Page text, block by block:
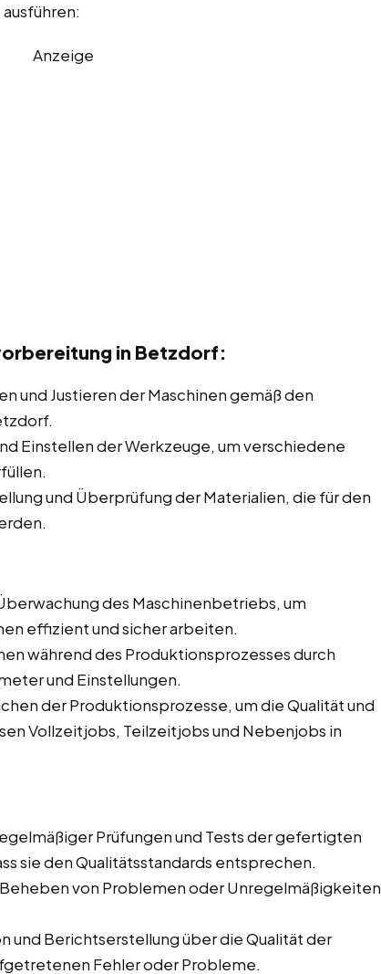
Anzeige
in Betzdorf:
und Justieren der Maschinen gemäß den
Einstellen der Werkzeuge, um verschiedene
und Überprüfung der Materialien, die für den
des Maschinenbetriebs, um
effizient und sicher arbeiten.
während des Produktionsprozesses durch
und Einstellungen.
der Produktionsprozesse, um die Qualität und
Vollzeitjobs, Teilzeitjobs und Nebenjobs in
Prüfungen und Tests der gefertigten
sie den Qualitätsstandards entsprechen.
von Problemen oder Unregelmäßigkeiten
und Berichtserstellung über die Qualität der
Fehler oder Probleme.